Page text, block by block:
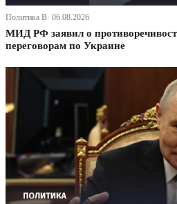
Политика В· 06.08.2026
МИД РФ заявил о
переговорам по Украине